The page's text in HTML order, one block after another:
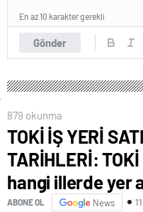
Gönder
En az 10 karakter gerekli
879 okunma
TOKİ İŞ YERİ
TARİHLERİ:
hangi illerde yer
ABONE OL News